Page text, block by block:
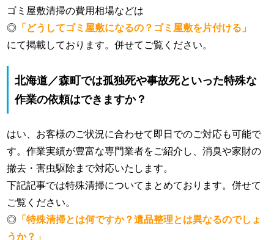
ゴミ屋敷清掃の費用相場などは
◎ 「どうしてゴミ屋敷になるの？ゴミ屋敷を片付ける」
にて掲載しております。併せてご覧ください。
北海道／森町では孤独死や事故死といった特殊な
作業の依頼はできますか？
はい、お客様のご状況に合わせて即日でのご対応も可能で
す。作業実績が豊富な専門業者をご紹介し、消臭や家財の
撤去・害虫駆除まで対応いたします。
下記記事では特殊清掃についてまとめております。併せて
ご覧ください。
◎ 「特殊清掃とは何ですか？遺品整理とは異なるのでしょ
うか？」